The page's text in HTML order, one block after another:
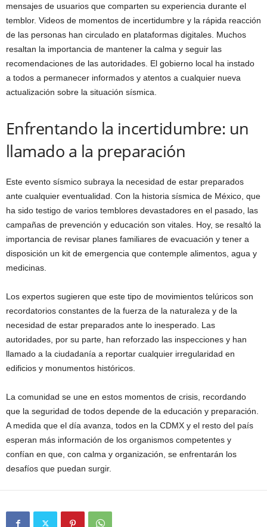
mensajes de usuarios que comparten su experiencia durante el
temblor. Videos de momentos de incertidumbre y la rápida reacción
de las personas han circulado en plataformas digitales. Muchos
resaltan la importancia de mantener la calma y seguir las
recomendaciones de las autoridades. El gobierno local ha instado
a todos a permanecer informados y atentos a cualquier nueva
actualización sobre la situación sísmica.
Enfrentando la incertidumbre: un
llamado a la preparación
Este evento sísmico subraya la necesidad de estar preparados
ante cualquier eventualidad. Con la historia sísmica de México, que
ha sido testigo de varios temblores devastadores en el pasado, las
campañas de prevención y educación son vitales. Hoy, se resaltó la
importancia de revisar planes familiares de evacuación y tener a
disposición un kit de emergencia que contemple alimentos, agua y
medicinas.
Los expertos sugieren que este tipo de movimientos telúricos son
recordatorios constantes de la fuerza de la naturaleza y de la
necesidad de estar preparados ante lo inesperado. Las
autoridades, por su parte, han reforzado las inspecciones y han
llamado a la ciudadanía a reportar cualquier irregularidad en
edificios y monumentos históricos.
La comunidad se une en estos momentos de crisis, recordando
que la seguridad de todos depende de la educación y preparación.
A medida que el día avanza, todos en la CDMX y el resto del país
esperan más información de los organismos competentes y
confían en que, con calma y organización, se enfrentarán los
desafíos que puedan surgir.